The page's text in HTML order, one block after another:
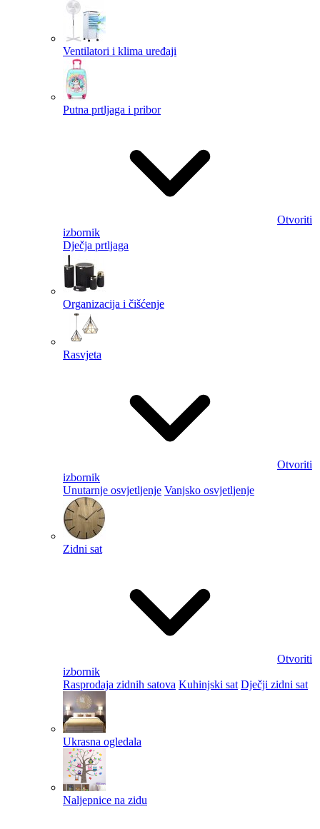
Ventilatori i klima uređaji
Putna prtljaga i pribor
Otvoriti
izbornik
Dječja prtljaga
Organizacija i čišćenje
Rasvjeta
Otvoriti
izbornik
Unutarnje osvjetljenje Vanjsko osvjetljenje
Zidni sat
Otvoriti
izbornik
Rasprodaja zidnih satova Kuhinjski sat Dječji zidni sat
Ukrasna ogledala
Naljepnice na zidu